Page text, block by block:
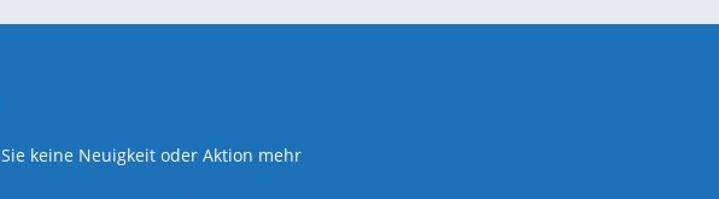
keine Neuigkeit oder Aktion mehr